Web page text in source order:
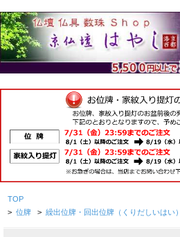
TOP
> 位牌 > 繰出位牌・回出位牌（くりだしいはい）